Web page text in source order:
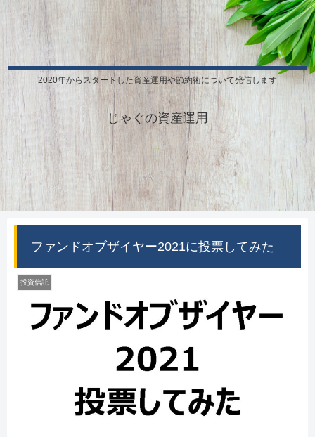
2020年からスタートした資産運用や節約術について発信します
じゃぐの資産運用
ファンドオブザイヤー2021に投票してみた
投資信託